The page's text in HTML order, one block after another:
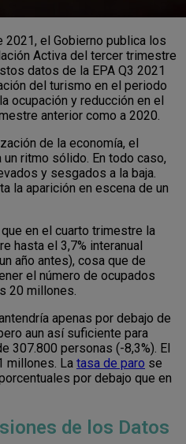
2021, el Gobierno publica los
Activa del tercer trimestre
datos de la EPA Q3 2021
del turismo en el periodo
ocupación y reducción en el
anterior como a 2020.
de la economía, el
ritmo sólido. En todo caso,
y sesgados a la baja.
la aparición en escena de un
en el cuarto trimestre la
hasta el 3,7% interanual
año antes), cosa que de
el número de ocupados
20 millones.
apenas por debajo de
aun así suficiente para
307.800 personas (-8,3%). El
millones. La tasa de paro se
por debajo que en
de los Datos